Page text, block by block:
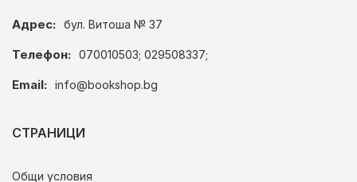
Адрес: бул. Витоша № 37
Телефон: 070010503; 029508337;
Email: info@bookshop.bg
СТРАНИЦИ
Общи условия